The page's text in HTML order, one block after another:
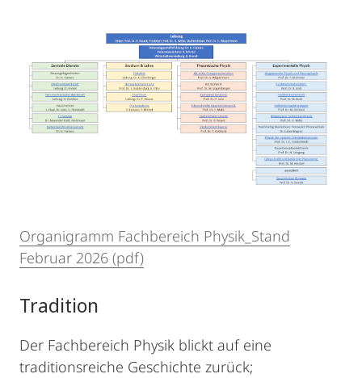
Organigramm Fachbereich Physik_Stand
Februar 2026 (pdf)
Tradition
Der Fachbereich Physik blickt auf eine
traditionsreiche Geschichte zurück;